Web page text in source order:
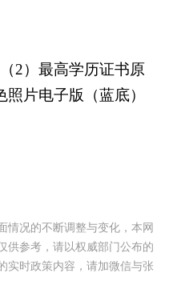
（2）最高学历证书原
照片电子版（蓝底）
情况的不断调整与变化，本网
供参考，请以权威部门公布的
实时政策内容，请加微信与张